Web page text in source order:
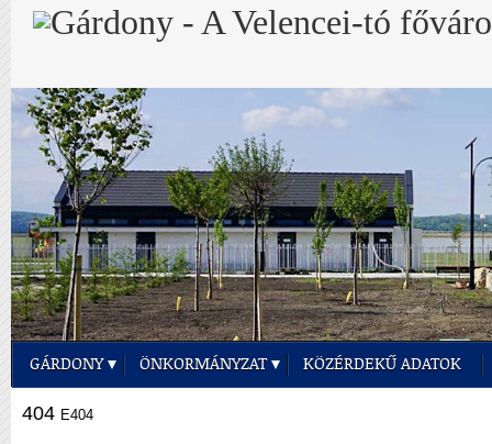
GÁRDONY ÖNKORMÁNYZAT KÖZÉRDEKŰ ADATOK
404 E404